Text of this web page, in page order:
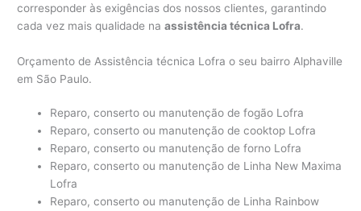
corresponder às exigências dos nossos clientes, garantindo
cada vez mais qualidade naassistência técnica Lofra.
Orçamento de Assistência técnica Lofra o seu bairro Alphaville
em São Paulo.
Reparo, conserto ou manutenção de fogão Lofra
Reparo, conserto ou manutenção de cooktop Lofra
Reparo, conserto ou manutenção de forno Lofra
Reparo, conserto ou manutenção de Linha New Maxima
Lofra
Reparo, conserto ou manutenção de Linha Rainbow